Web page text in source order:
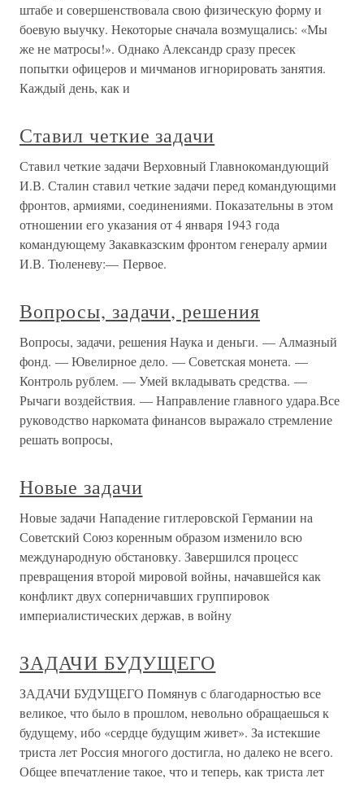
штабе и совершенствовала свою физическую форму и
боевую выучку. Некоторые сначала возмущались: «Мы
же не матросы!». Однако Александр сразу пресек
попытки офицеров и мичманов игнорировать занятия.
Каждый день, как и
Ставил четкие задачи
Ставил четкие задачи Верховный Главнокомандующий
И.В. Сталин ставил четкие задачи перед командующими
фронтов, армиями, соединениями. Показательны в этом
отношении его указания от 4 января 1943 года
командующему Закавказским фронтом генералу армии
И.В. Тюленеву:— Первое.
Вопросы, задачи, решения
Вопросы, задачи, решения Наука и деньги. — Алмазный
фонд. — Ювелирное дело. — Советская монета. —
Контроль рублем. — Умей вкладывать средства. —
Рычаги воздействия. — Направление главного удара.Все
руководство наркомата финансов выражало стремление
решать вопросы,
Новые задачи
Новые задачи Нападение гитлеровской Германии на
Советский Союз коренным образом изменило всю
международную обстановку. Завершился процесс
превращения второй мировой войны, начавшейся как
конфликт двух соперничавших группировок
империалистических держав, в войну
ЗАДАЧИ БУДУЩЕГО
ЗАДАЧИ БУДУЩЕГО Помянув с благодарностью все
великое, что было в прошлом, невольно обращаешься к
будущему, ибо «сердце будущим живет». За истекшие
триста лет Россия многого достигла, но далеко не всего.
Общее впечатление такое, что и теперь, как триста лет